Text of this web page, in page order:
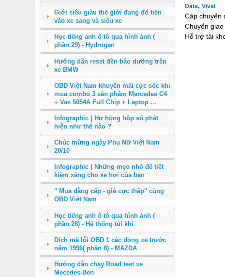
Giới siêu giàu thế giới đang đổ tiền
vào xe sang và siêu xe
Học tiếng anh ô tô qua hình ảnh (
phần 29) - Hydrogen
Hướng dẫn reset đèn báo dưỡng trên
xe BMW
OBD Việt Nam khuyến mãi cực sốc khi
mua combo 3 sản phẩm Mercedes C4
+ Vas 5054A Full Chip + Laptop ...
Infographic | Hư hỏng hộp số phát
hiện như thế nào ?
Chúc mừng ngày Phụ Nữ Việt Nam
20/10
Infographic | Những mẹo nhỏ để tiết
kiệm xăng cho xe hơi của bạn
" Mua đẵng cấp - giá cực thấp" cùng
OBD Việt Nam
Học tiếng anh ô tô qua hình ảnh (
phần 28) - Hệ thống túi khí
Dịch mã lỗi OBD 1 các dòng xe trước
năm 1996( phần 8) - MAZDA
Hướng dẫn chạy Road test xe
Mecedes-Ben
Data, Vivid
Cáp chuyển
Chuyển
Hỗ trợ tài